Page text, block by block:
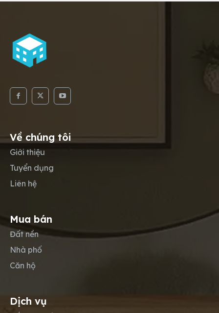
Về chúng tôi
Giới thiệu
Tuyển dụng
Liên hệ
Mua bán
Đất nền
Nhà phố
Căn hộ
Dịch vụ